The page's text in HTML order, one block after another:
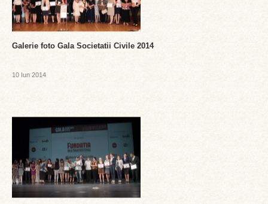
Galerie foto Gala Societatii Civile 2014
10 Iun 2014